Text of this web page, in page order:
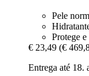
Pele
Protege
€ 23,49 (€
Entrega até 18.